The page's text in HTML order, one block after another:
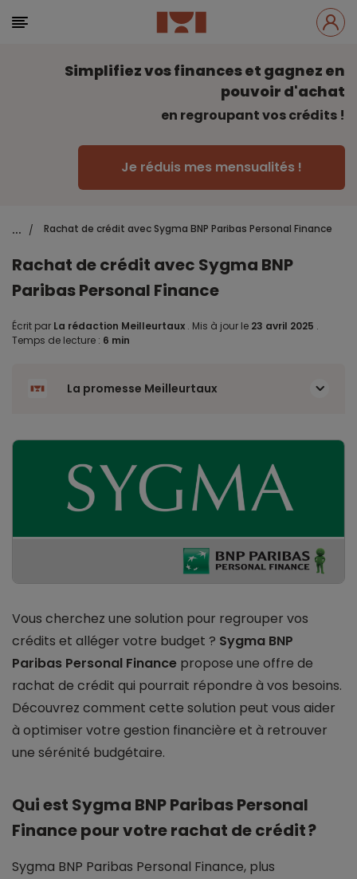
Simplifiez vos finances et gagnez en
pouvoir d'achat
en regroupant vos crédits !
Je réduis mes mensualités !
... / Rachat de crédit avec Sygma BNP Paribas Personal Finance
Rachat de crédit avec Sygma BNP
Paribas Personal Finance
Écrit par La rédaction Meilleurtaux . Mis à jour le 23 avril 2025 .
Temps de lecture : 6 min
La promesse Meilleurtaux
Vous cherchez une solution pour regrouper vos
crédits et alléger votre budget ? Sygma BNP
Paribas Personal Finance propose une offre de
rachat de crédit qui pourrait répondre à vos besoins.
Découvrez comment cette solution peut vous aider
à optimiser votre gestion financière et à retrouver
une sérénité budgétaire.
Qui est Sygma BNP Paribas Personal
Finance pour votre rachat de crédit ?
Sygma BNP Paribas Personal Finance, plus